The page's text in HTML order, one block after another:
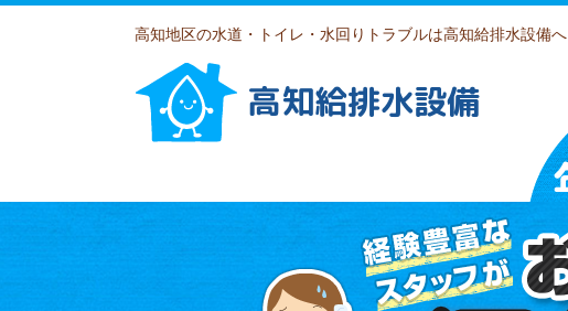
高知地区の水道・トイレ・水回りトラブルは高知給排水設備へ
高知給排水設備